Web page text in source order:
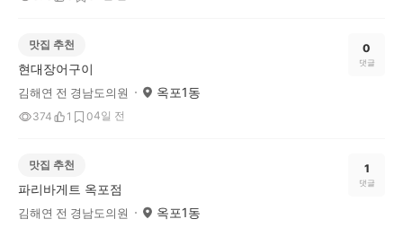
맛집 추천
현대장어구이
김해연 전 경남도의원 옥포1동
374 1 04일 전
0
댓글
맛집 추천
파리바게트 옥포점
김해연 전 경남도의원 옥포1동
1
댓글